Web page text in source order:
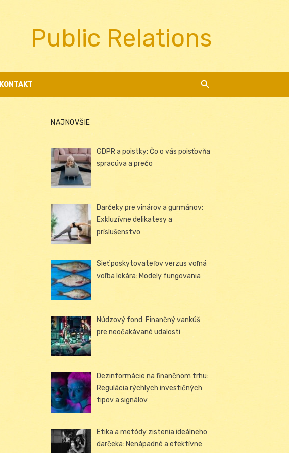
Public Relations
KONTAKT
NAJNOVŠIE
GDPR a poistky: Čo o vás poisťovňa
spracúva a prečo
Darčeky pre vinárov a gurmánov:
Exkluzívne delikatesy a
príslušenstvo
Sieť poskytovateľov verzus voľná
voľba lekára: Modely fungovania
Núdzový fond: Finančný vankúš
pre neočakávané udalosti
Dezinformácie na finančnom trhu:
Regulácia rýchlych investičných
tipov a signálov
Etika a metódy zistenia ideálneho
darčeka: Nenápadné a efektívne